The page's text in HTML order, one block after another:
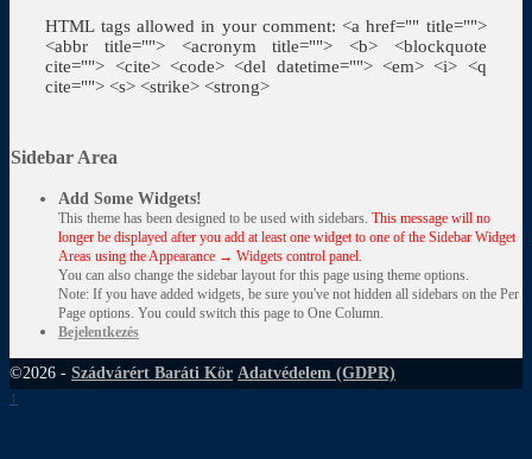
HTML tags allowed in your comment: <a href="" title="">
<abbr title=""> <acronym title=""> <b> <blockquote
cite=""> <cite> <code> <del datetime=""> <em> <i> <q
cite=""> <s> <strike> <strong>
Sidebar Area
Add Some Widgets!
This theme has been designed to be used with sidebars. This message will no
longer be displayed after you add at least one widget to one of the Sidebar Widget
Areas using the Appearance → Widgets control panel.
You can also change the sidebar layout for this page using theme options.
Note: If you have added widgets, be sure you've not hidden all sidebars on the Per
Page options. You could switch this page to One Column.
Bejelentkezés
©2026 - Szádvárért Baráti Kör Adatvédelem (GDPR)
↑